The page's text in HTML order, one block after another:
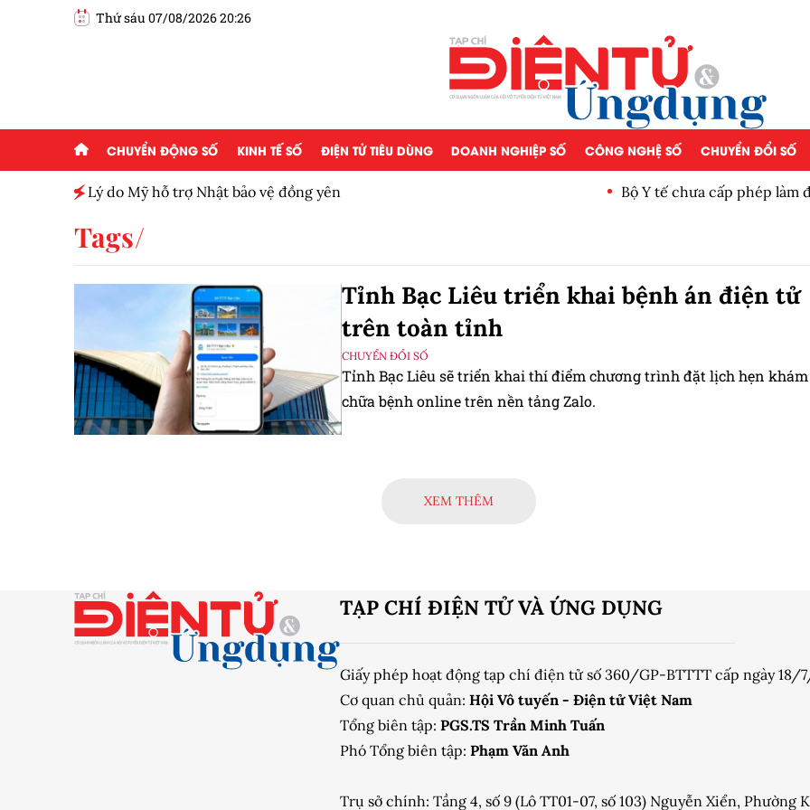
Thứ sáu 07/08/2026 20:26
CHUYỂN ĐỘNG SỐ KINH TẾ SỐ ĐIỆN TỬ TIÊU DÙNG DOANH NGHIỆP SỐ CÔNG NGHỆ SỐ CHUYỂN ĐỔI SỐ
Lý do Mỹ hỗ trợ Nhật bảo vệ đồng yên Bộ Y tế chưa cấp phép làm
Tags
Tỉnh Bạc Liêu triển khai bệnh án điện tử
trên toàn tỉnh
CHUYỂN ĐỔI SỐ
Tỉnh Bạc Liêu sẽ triển khai thí điểm chương trình đặt lịch hẹn khám
chữa bệnh online trên nền tảng Zalo.
XEM THÊM
TẠP CHÍ ĐIỆN TỬ VÀ ỨNG DỤNG
Giấy phép hoạt động tạp chí điện tử số 360/GP-BTTTT cấp ngày 18/
Cơ quan chủ quản: Hội Vô tuyến - Điện tử Việt Nam
Tổng biên tập: PGS.TS Trần Minh Tuấn
Phó Tổng biên tập: Phạm Văn Anh
Trụ sở chính: Tầng 4, số 9 (Lô TT01-07, số 103) Nguyễn Xiển, Phường